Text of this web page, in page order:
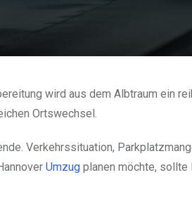
wird aus dem Albtraum ein
Ortswechsel.
Verkehrssituation,
Umzug planen möchte, sollte